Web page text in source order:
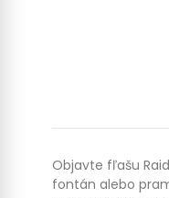
Objavte fľašu
fontán alebo